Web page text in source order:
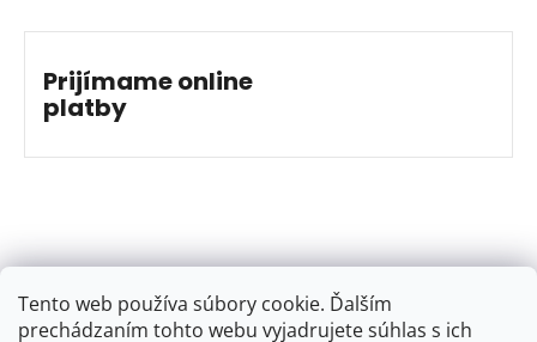
Tento web používa súbory cookie. Ďalším
prechádzaním tohto webu vyjadrujete súhlas s ich
Prijímame online
platby